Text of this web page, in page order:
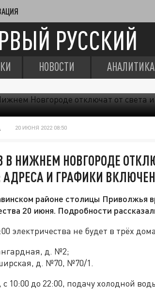
РУССКИЙ
НОВОСТИ АНАЛИТИКА
20 ИЮНЯ 2022 08:50
В НИЖНЕМ НОВГОРОДЕ
АДРЕСА И ГРАФИКИ
районе столицы Приволжья
20 июня. Подробности
электричества не будет в трёх
д. №2;
д. №70, №70/1.
с 10:00 до 22:00, подачу холодной